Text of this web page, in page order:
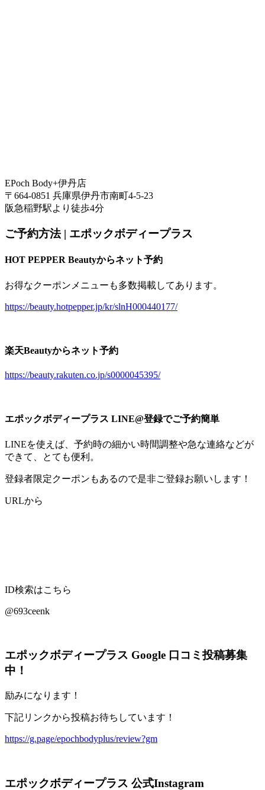
EPoch Body+伊丹店
〒664-0851 兵庫県伊丹市南町4-5-23
阪急稲野駅より徒歩4分
ご予約方法 | エポックボディープラス
HOT PEPPER Beautyからネット予約
お得なクーポンメニューも多数掲載してあります。
https://beauty.hotpepper.jp/kr/slnH000440177/
楽天Beautyからネット予約
https://beauty.rakuten.co.jp/s0000045395/
エポックボディープラス LINE@登録でご予約簡単
LINEを使えば、予約時の細かい時間調整や急な連絡などが
できて、とても便利。
登録者限定クーポンもあるので是非ご登録お願いします！
URLから
ID検索はこちら
@693ceenk
エポックボディープラス Google 口コミ投稿募集
中！
励みになります！
下記リンクから投稿お待ちしています！
https://g.page/epochbodyplus/review?gm
エポックボディープラス 公式Instagram